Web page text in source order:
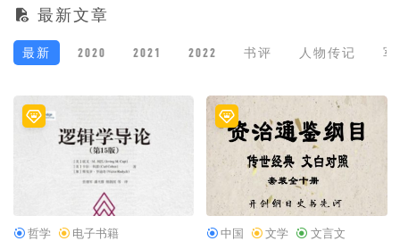
最新文章
最新 2020 2021 2022 书评 人物传记 军
哲学 电子书籍 中国 文学 文言文
数学方法论与解题研究
漫歌 2021-08-15